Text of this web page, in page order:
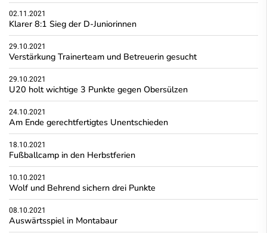
02.11.2021
Klarer 8:1 Sieg der D-Juniorinnen
29.10.2021
Verstärkung Trainerteam und Betreuerin gesucht
29.10.2021
U20 holt wichtige 3 Punkte gegen Obersülzen
24.10.2021
Am Ende gerechtfertigtes Unentschieden
18.10.2021
Fußballcamp in den Herbstferien
10.10.2021
Wolf und Behrend sichern drei Punkte
08.10.2021
Auswärtsspiel in Montabaur